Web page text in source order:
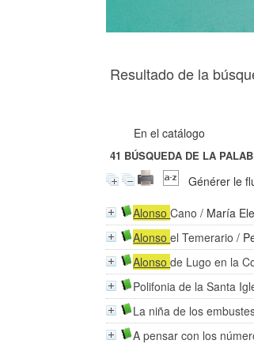
Resultado de la
En el catálogo
41 BÚSQUEDA DE LA
Générer le
AlonsoCano / María
Alonsoel Temerario /
Alonsode Lugo en la
Polifonia de la Santa
La niña de los
A pensar con los